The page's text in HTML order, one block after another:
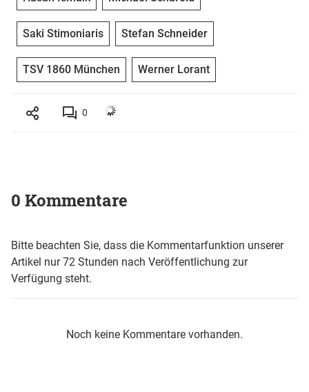
Saki Stimoniaris Stefan Schneider
TSV 1860 München Werner Lorant
0
0 Kommentare
Bitte beachten Sie, dass die Kommentarfunktion unserer
Artikel nur 72 Stunden nach Veröffentlichung zur
Verfügung steht.
Noch keine Kommentare vorhanden.